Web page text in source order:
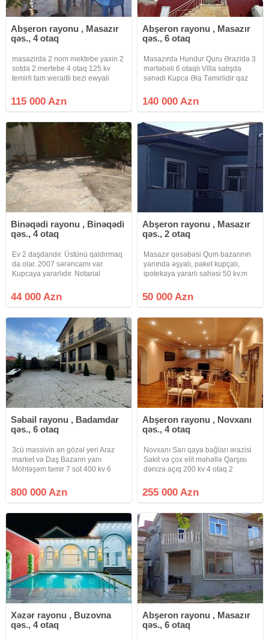
Abşeron rayonu , Masazır
qəs., 4 otaq
masazirda 2 nom mektebe yaxin 2
sotda 2 mertebe 4 otaq 125 kv
temirli tam weraitli bezi ewyali
kupca
115 000 Azn
Abşeron rayonu , Masazır
qəs., 6 otaq
Masazırda Hundur Quru Ərazidə 3
mərtəbəli 6 otaqlı Villa satışda
sənədi Kupca Əla Təmirlidir qaz
140 000 Azn
Binəqədi rayonu , Binəqədi
qəs., 4 otaq
Ev 2 daşdandır. Üstünü qaldırmaq
da olar. 2007 sərəncamı var.
Kupcaya yararlıdır. Notarial
Maşın rahatlıqla həyətə daxil olur
2012 də tikilib. Qaz işiq su internet
44 000 Azn
Abşeron rayonu , Masazır
qəs., 2 otaq
Masazır qəsəbəsi Qum bazarının
yanında əşyalı, paket kupçalı,
ipotekaya yararlı sahəsi 50 kv.m
satılır.Qaz, su, işıq var.Yaxınlığında
bütün iaşə obyektləri var.Qiyməti
50 000 Azn
Səbail rayonu , Badamdar
qəs., 6 otaq
3cü massivin ən gözəl yeri Araz
market və Daş Bazarın yanı
Möhtəşəm təmir 7 sot 400 kv 6
mətbəxi var Çıxarış QIYMET
800000
800 000 Azn
Abşeron rayonu , Novxanı
qəs., 4 otaq
Novxanı Sarı qaya bağları ərazisi
Sakit və çox elit məhəllə Qarşısı
dənizə açıq 200 kv 4 otaq 2
işıq, su Kupca (Çıxarış) Şirkət
xidmət haqqı Alıcılar tərəfindən 1%
255 000 Azn
Xəzər rayonu , Buzovna
qəs., 4 otaq
Abşeron rayonu , Masazır
qəs., 6 otaq